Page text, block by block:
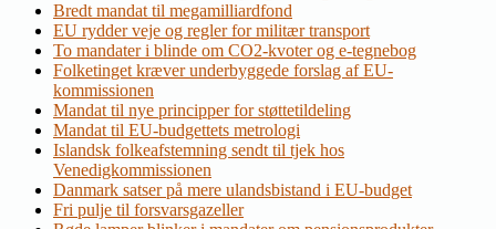
Bredt mandat til megamilliardfond
EU rydder veje og regler for militær transport
To mandater i blinde om CO2-kvoter og e-tegnebog
Folketinget kræver underbyggede forslag af EU-
kommissionen
Mandat til nye principper for støttetildeling
Mandat til EU-budgettets metrologi
Islandsk folkeafstemning sendt til tjek hos
Venedigkommissionen
Danmark satser på mere ulandsbistand i EU-budget
Fri pulje til forsvarsgazeller